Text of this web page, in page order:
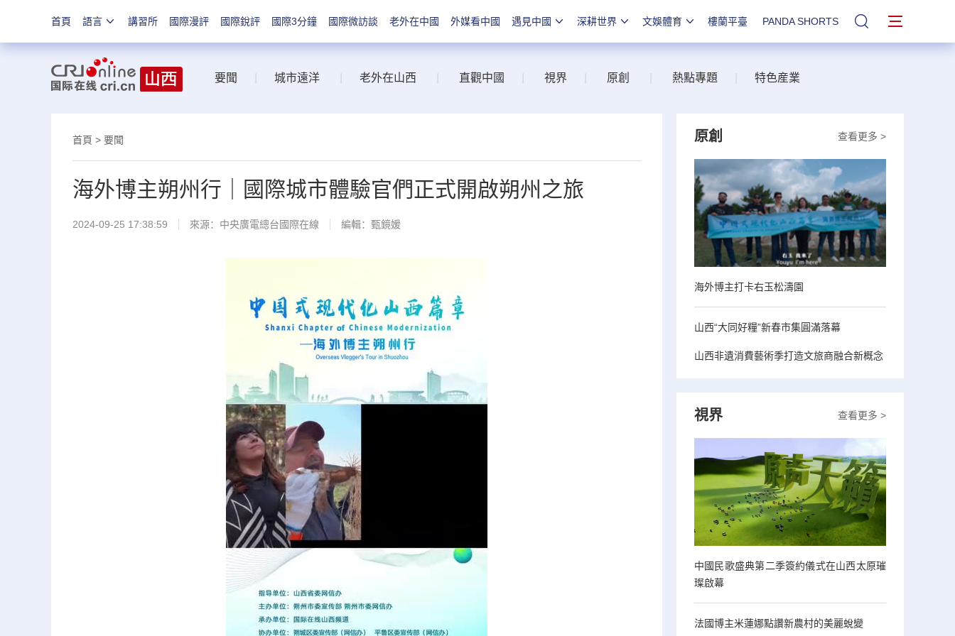
首頁 語言 講習所 國際漫評 國際銳評 國際3分鐘 國際微訪談 老外在中國 外媒看中國 遇見中國 深耕世界 文娛體育 樓蘭平臺 PANDA SHORTS 站內搜索
要聞 城市遠洋 老外在山西 直觀中國 視界 原創 熱點專題 特色産業
首頁 > 要聞
海外博主朔州行｜國際城市體驗官們正式開啟朔州之旅
2024-09-25 17:38:59 來源：中央廣電總台國際在線 編輯：甄鏡媛
查看更多 >
原創
海外博主打卡右玉松濤園
山西“大同好糧”新春市集圓滿落幕
山西非遺消費藝術季打造文旅商融合新概念
查看更多 >
視界
中國民歌盛典第二季簽約儀式在山西太原璀
璨啟幕
法國博主米蓮娜點讚新農村的美麗蛻變